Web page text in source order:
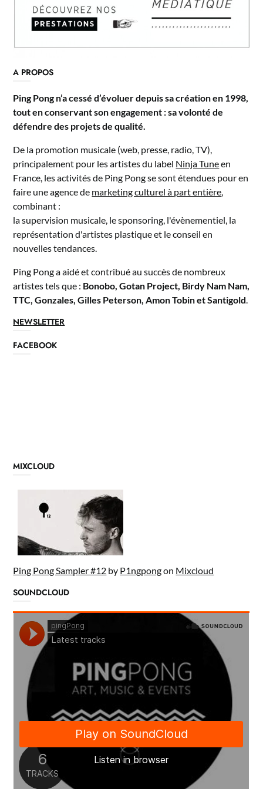
A PROPOS
Ping Pong n’a cessé d’évoluer depuis sa création en 1998,
tout en conservant son engagement : sa volonté de
défendre des projets de qualité.
De la promotion musicale (web, presse, radio, TV),
principalement pour les artistes du label Ninja Tuneen
France, les activités de Ping Pong se sont étendues pour en
faire une agence de marketing culturel à part entière
combinant :
la supervision musicale, le sponsoring, l'évènementiel, la
représentation d'artistes plastique et le conseil en
nouvelles tendances.
Ping Pong a aidé et contribué au succès de nombreux
artistes tels que : Bonobo, Gotan Project, Birdy Nam Nam,
TTC, Gonzales, Gilles Peterson, Amon Tobin et Santigold
NEWSLETTER
FACEBOOK
MIXCLOUD
Ping Pong Sampler #12 by P1ngpongon Mixcloud
SOUNDCLOUD